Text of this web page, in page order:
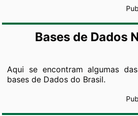
Bases de Dados
Aqui se encontram algumas
bases de Dados do Brasil.